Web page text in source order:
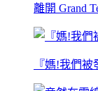
離開 Grand
『媽!我們被